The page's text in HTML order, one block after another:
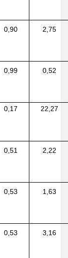
0,90 2,75
0,99 0,52
0,17 22,27
0,51 2,22
0,53 1,63
0,53 3,16